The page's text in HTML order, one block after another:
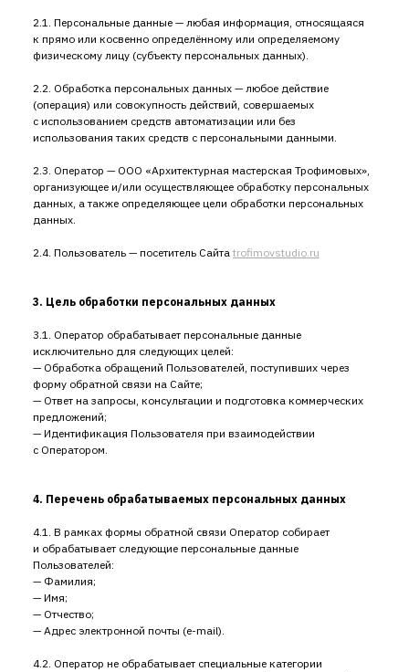
2.1. Персональные данные — любая информация, относящаяся
к прямо или косвенно определённому или определяемому
физическому лицу (субъекту персональных данных).
2.2. Обработка персональных данных — любое действие
(операция) или совокупность действий, совершаемых
с использованием средств автоматизации или без
использования таких средств с персональными данными.
2.3. Оператор — ООО «Архитектурная мастерская Трофимовых»,
организующее и/или осуществляющее обработку персональных
данных, а также определяющее цели обработки персональных
данных.
2.4. Пользователь — посетитель Сайта trofimovstudio.ru
3. Цель обработки персональных данных
3.1. Оператор обрабатывает персональные данные
исключительно для следующих целей:
— Обработка обращений Пользователей, поступивших через
форму обратной связи на Сайте;
— Ответ на запросы, консультации и подготовка коммерческих
предложений;
— Идентификация Пользователя при взаимодействии
с Оператором.
4. Перечень обрабатываемых персональных данных
4.1. В рамках формы обратной связи Оператор собирает
и обрабатывает следующие персональные данные
Пользователей:
— Фамилия;
— Имя;
— Отчество;
— Адрес электронной почты (e-mail).
4.2. Оператор не обрабатывает специальные категории